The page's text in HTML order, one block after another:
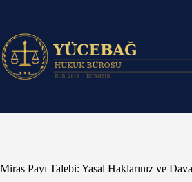
Miras Payı Talebi: Yasal Haklarınız ve